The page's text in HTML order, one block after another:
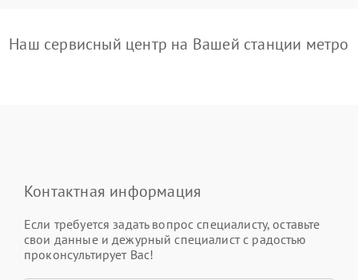
Наш сервисный центр на Вашей станции метро
Контактная информация
Если требуется задать вопрос специалисту, оставьте
свои данные и дежурный специалист с радостью
проконсультирует Вас!